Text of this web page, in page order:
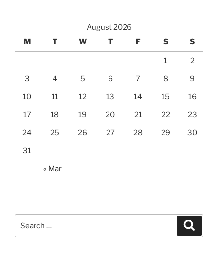
August 2026
M
T W T F S S
1 2
3 4 5 6 7 8 9
10 11 12 13 14 15 16
17 18 19 20 21 22 23
24 25 26 27 28 29 30
31
« Mar
for: